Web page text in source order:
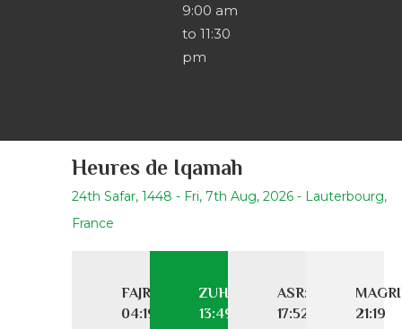
9:00 am
to 11:30
pm
Heures de Iqamah
24th Safar, 1448 - Fri, 7th Aug, 2026 - Lauterbourg,
France
FAJR:
04:19
ZUHR:
13:49
ASR:
17:52
21:19